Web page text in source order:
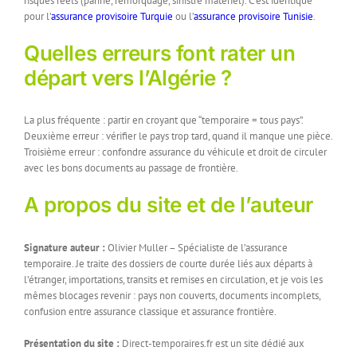
pour l’assurance provisoire Turquie ou l’assurance provisoire Tunisie.
Quelles erreurs font rater un
départ vers l’Algérie ?
La plus fréquente : partir en croyant que “temporaire = tous pays”.
Deuxième erreur : vérifier le pays trop tard, quand il manque une pièce.
Troisième erreur : confondre assurance du véhicule et droit de circuler
avec les bons documents au passage de frontière.
A propos du site et de l’auteur
Signature auteur : Olivier Muller – Spécialiste de l’assurance
temporaire. Je traite des dossiers de courte durée liés aux départs à
l’étranger, importations, transits et remises en circulation, et je vois les
mêmes blocages revenir : pays non couverts, documents incomplets,
confusion entre assurance classique et assurance frontière.
Présentation du site : Direct-temporaires.fr est un site dédié aux